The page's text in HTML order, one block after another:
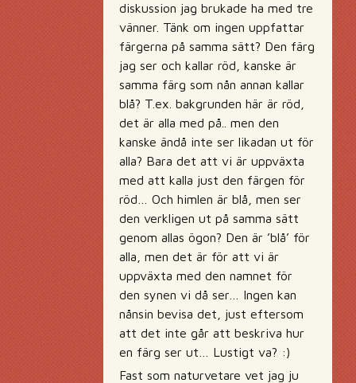
diskussion jag brukade ha med tre
vänner. Tänk om ingen uppfattar
färgerna på samma sätt? Den färg
jag ser och kallar röd, kanske är
samma färg som nån annan kallar
blå? T.ex. bakgrunden här är röd,
det är alla med på.. men den
kanske ändå inte ser likadan ut för
alla? Bara det att vi är uppväxta
med att kalla just den färgen för
röd… Och himlen är blå, men ser
den verkligen ut på samma sätt
genom allas ögon? Den är ’blå’ för
alla, men det är för att vi är
uppväxta med den namnet för
den synen vi då ser… Ingen kan
nånsin bevisa det, just eftersom
att det inte går att beskriva hur
en färg ser ut… Lustigt va? :)
Fast som naturvetare vet jag ju